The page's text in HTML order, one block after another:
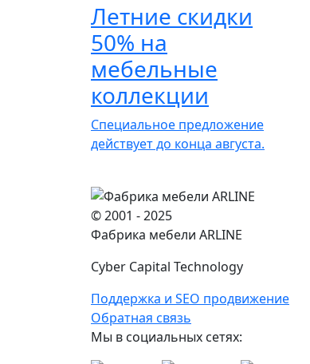
Летние скидки
50% на
мебельные
коллекции
Специальное предложение
действует до конца августа.
© 2001 - 2025
Фабрика мебели ARLINE
Cyber Capital Technology
Поддержка и SEO продвижение
Обратная связь
Мы в социальных сетях: